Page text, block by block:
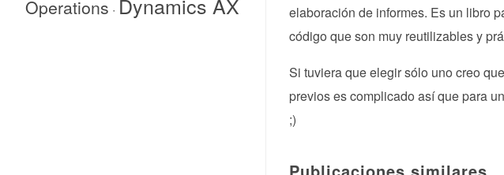
Operations ·
elaboración de informes. Es un libro
código que son muy reutilizables y
Si tuviera que elegir sólo uno creo
previos es complicado así que para
;)